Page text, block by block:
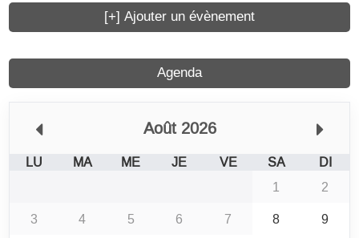
Agenda
Août 2026
LU MA ME JE VE SA
DI
1
2
3
4 5 6 7 8
9
[+] Ajouter un évènement